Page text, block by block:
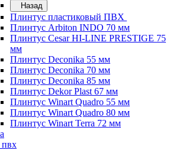
Назад
Плинтус пластиковый ПВХ
Плинтус Arbiton INDO 70 мм
Плинтус Cesar HI-LINE PRESTIGE 75
мм
Плинтус Deconika 55 мм
Плинтус Deconika 70 мм
Плинтус Deconika 85 мм
Плинтус Dekor Plast 67 мм
Плинтус Winart Quadro 55 мм
Плинтус Winart Quadro 80 мм
Плинтус Winart Terra 72 мм
пвх